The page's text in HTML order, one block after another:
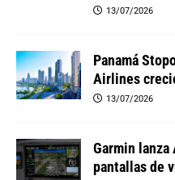
13/07/2026
Panamá
Airlines
13/07/2026
Garmin lanza
pantallas de